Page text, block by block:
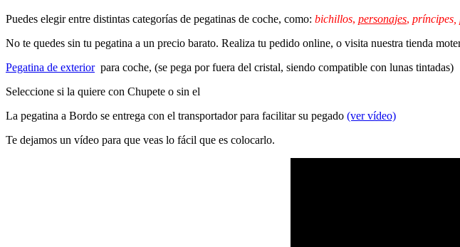
Puedes elegir entre distintas categorías de pegatinas de coche, como: bichillos, personajes, príncipes,
No te quedes sin tu pegatina a un precio barato. Realiza tu pedido online, o visita nuestra tienda
Pegatina de exteriorpara coche, (se pega por fuera del cristal, siendo compatible con lunas tintadas)
Seleccione si la quiere con Chupete o sin el
La pegatina a Bordo se entrega con el transportador para facilitar su pegado (ver vídeo)
Te dejamos un vídeo para que veas lo fácil que es colocarlo.